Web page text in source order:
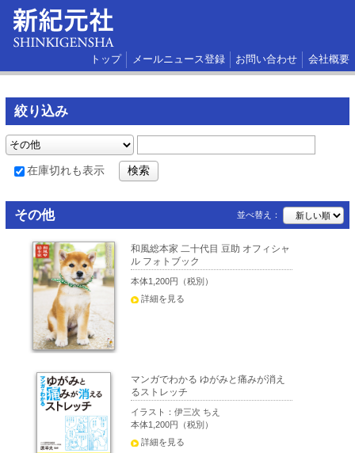
トップ メールニュース登録 お問い合わせ 会社概要
絞り込み
在庫切れも表示
その他 並べ替え：
和風総本家 二十代目 豆助 オフィシャ
ル フォトブック
本体1,200円（税別）
詳細を見る
マンガでわかる ゆがみと痛みが消え
るストレッチ
イラスト：伊三次 ちえ
本体1,200円（税別）
詳細を見る